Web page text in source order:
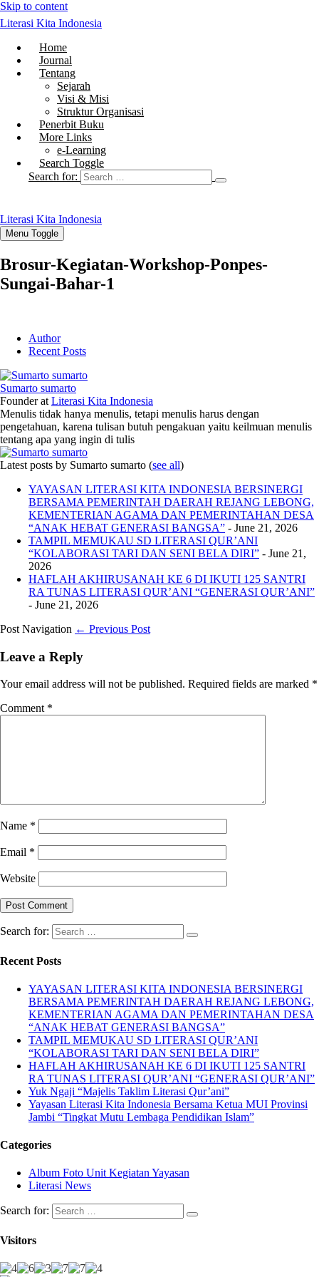
Skip to content
Literasi Kita Indonesia
Home
Journal
Tentang
Sejarah
Visi & Misi
Struktur Organisasi
Penerbit Buku
More Links
e-Learning
Search Toggle
Search for:
Literasi Kita Indonesia
Menu Toggle
Brosur-Kegiatan-Workshop-Ponpes-
Sungai-Bahar-1
Author
Recent Posts
Sumarto sumarto
Founderat Literasi Kita Indonesia
Menulis tidak hanya menulis, tetapi menulis harus dengan
pengetahuan, karena tulisan butuh pengakuan yaitu keilmuan menulis
tentang apa yang ingin di tulis
Latest posts by Sumarto sumarto (see all)
YAYASAN LITERASI KITA INDONESIA BERSINERGI
BERSAMA PEMERINTAH DAERAH REJANG LEBONG,
KEMENTERIAN AGAMA DAN PEMERINTAHAN DESA
“ANAK HEBAT GENERASI BANGSA” - June 21, 2026
TAMPIL MEMUKAU SD LITERASI QUR’ANI
“KOLABORASI TARI DAN SENI BELA DIRI” - June 21,
2026
HAFLAH AKHIRUSANAH KE 6 DI IKUTI 125 SANTRI
RA TUNAS LITERASI QUR’ANI “GENERASI QUR’ANI”
- June 21, 2026
Post Navigation ← Previous Post
Leave a Reply
Your email address will not be published. Required fields are marked *
Comment *
Name *
Email *
Website
Search for:
Recent Posts
YAYASAN LITERASI KITA INDONESIA BERSINERGI
BERSAMA PEMERINTAH DAERAH REJANG LEBONG,
KEMENTERIAN AGAMA DAN PEMERINTAHAN DESA
“ANAK HEBAT GENERASI BANGSA”
TAMPIL MEMUKAU SD LITERASI QUR’ANI
“KOLABORASI TARI DAN SENI BELA DIRI”
HAFLAH AKHIRUSANAH KE 6 DI IKUTI 125 SANTRI
RA TUNAS LITERASI QUR’ANI “GENERASI QUR’ANI”
Yuk Ngaji “Majelis Taklim Literasi Qur’ani”
Yayasan Literasi Kita Indonesia Bersama Ketua MUI Provinsi
Jambi “Tingkat Mutu Lembaga Pendidikan Islam”
Categories
Album Foto Unit Kegiatan Yayasan
Literasi News
Search for:
Visitors